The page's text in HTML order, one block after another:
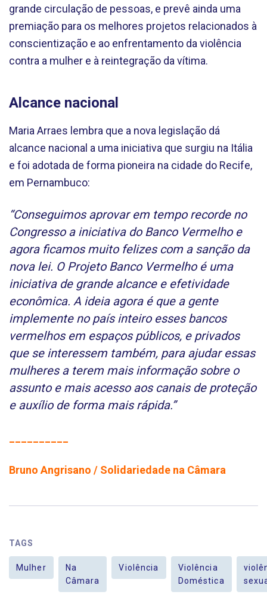
grande circulação de pessoas, e prevê ainda uma
premiação para os melhores projetos relacionados à
conscientização e ao enfrentamento da violência
contra a mulher e à reintegração da vítima.
‌Alcance nacional
Maria Arraes lembra que a nova legislação dá
alcance nacional a uma iniciativa que surgiu na Itália
e foi adotada de forma pioneira na cidade do Recife,
em Pernambuco:
“Conseguimos aprovar em tempo recorde no
Congresso a iniciativa do Banco Vermelho e
agora ficamos muito felizes com a sanção da
nova lei. O Projeto Banco Vermelho é uma
iniciativa de grande alcance e efetividade
econômica. A ideia agora é que a gente
implemente no país inteiro esses bancos
vermelhos em espaços públicos, e privados
que se interessem também, para ajudar essas
mulheres a terem mais informação sobre o
assunto e mais acesso aos canais de proteção
e auxílio de forma mais rápida.”
Bruno Angrisano / Solidariedade na Câmara
TAGS
Mulher
Na
Câmara
Violência
Violência
Doméstica